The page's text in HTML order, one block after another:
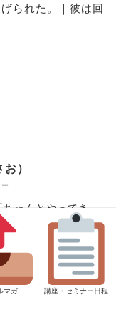
られた。｜彼は回
）
ゃんとやってき
い人のご相談を多
も、どこかしんど
づらさやお悩みを
・名古屋で対面
マガ 講座・セミナー日程